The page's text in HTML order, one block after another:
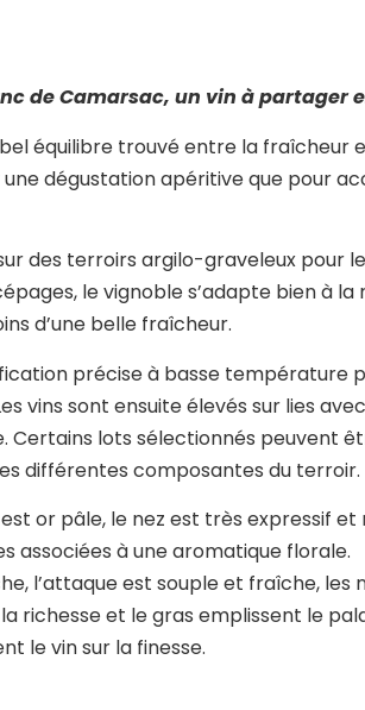
de Camarsac, un vin à partager
équilibre trouvé entre la fraîcheur
une dégustation apéritive que pour
des terroirs argilo-graveleux pour
le vignoble s’adapte bien à
d’une belle fraîcheur.
précise à basse
vins sont ensuite élevés sur lies
Certains lots sélectionnés peuvent
différentes composantes du terroir.
or pâle, le nez est très expressif
associées à une aromatique florale.
l’attaque est souple et fraîche, les
la richesse et le gras emplissent le
le vin sur la finesse.